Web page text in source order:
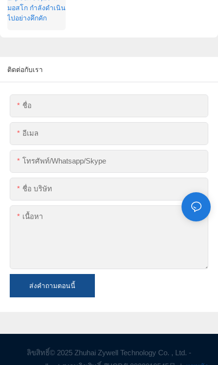
ติดต่อกับเรา
ชื่อ
อีเมล
โทรศัพท์/whatsapp/skype
ชื่อ บริษัท
เนื้อหา
ส่งคำถามตอนนี้
ลิขสิทธิ์© 2025 Zhuhai Zywell Technology Co. , Ltd. -